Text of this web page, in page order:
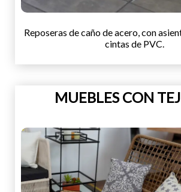
Reposeras de caño de acero, con
cintas de PVC.
MUEBLES CON